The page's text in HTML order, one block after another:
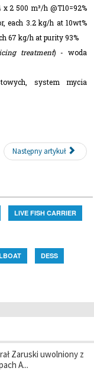
2 500 m³/h @T10=92%
each 3.2 kg/h at 10wt%
67 kg/h at purity 93%
treatment) - woda
system mycia
Następny artykuł
LIVE FISH CARRIER
DESS
Zaruski uwolniony z
A...